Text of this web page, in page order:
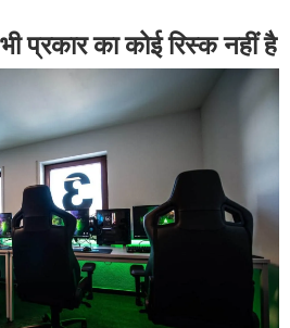
प्रकार का कोई रिस्क नहीं है